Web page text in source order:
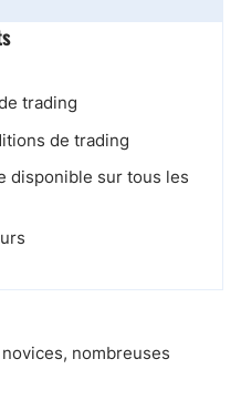
trading
de trading
disponible sur tous les
nombreuses